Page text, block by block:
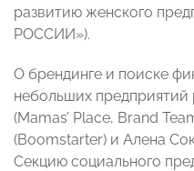
развитию женского
РОССИИ»).
О брендинге и поиске
небольших
(Mamas’ Place, Brand
(Boomstarter) и Алена
Секцию социального